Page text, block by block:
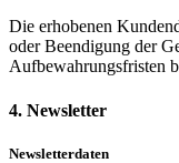
Die erhobenen
oder Beendigung der
Aufbewahrungsfristen
4. Newsletter
Newsletterdaten